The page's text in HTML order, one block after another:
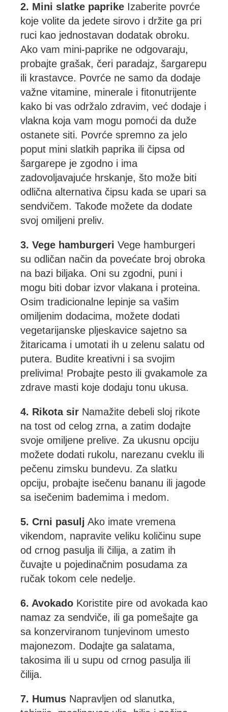
2. Mini slatke paprike Izaberite povrće
koje volite da jedete sirovo i držite ga pri
ruci kao jednostavan dodatak obroku.
Ako vam mini-paprike ne odgovaraju,
probajte grašak, čeri paradajz, šargarepu
ili krastavce. Povrće ne samo da dodaje
važne vitamine, minerale i fitonutrijente
kako bi vas održalo zdravim, već dodaje i
vlakna koja vam mogu pomoći da duže
ostanete siti. Povrće spremno za jelo
poput mini slatkih paprika ili čipsa od
šargarepe je zgodno i ima
zadovoljavajuće hrskanje, što može biti
odlična alternativa čipsu kada se upari sa
sendvičem. Takođe možete da dodate
svoj omiljeni preliv.
3. Vege hamburgeri Vege hamburgeri
su odličan način da povećate broj obroka
na bazi biljaka. Oni su zgodni, puni i
mogu biti dobar izvor vlakana i proteina.
Osim tradicionalne lepinje sa vašim
omiljenim dodacima, možete dodati
vegetarijanske pljeskavice sajetno sa
žitaricama i umotati ih u zelenu salatu od
putera. Budite kreativni i sa svojim
prelivima! Probajte pesto ili gvakamole za
zdrave masti koje dodaju tonu ukusa.
4. Rikota sir Namažite debeli sloj rikote
na tost od celog zrna, a zatim dodajte
svoje omiljene prelive. Za ukusnu opciju
možete dodati rukolu, narezanu cveklu ili
pečenu zimsku bundevu. Za slatku
opciju, probajte isečenu bananu ili jagode
sa isečenim bademima i medom.
5. Crni pasulj Ako imate vremena
vikendom, napravite veliku količinu supe
od crnog pasulja ili čilija, a zatim ih
čuvajte u pojedinačnim posudama za
ručak tokom cele nedelje.
6. Avokado Koristite pire od avokada kao
namaz za sendviče, ili ga pomešajte ga
sa konzerviranom tunjevinom umesto
majonezom. Dodajte ga salatama,
takosima ili u supu od crnog pasulja ili
čilija.
7. Humus Napravljen od slanutka,